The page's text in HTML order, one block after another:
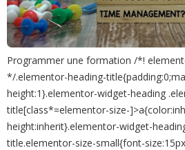
Programmer une formation /*!
*/.elementor-heading-
height:1}.elementor-widget-heading
title[class*=elementor-size-
height:inherit}.elementor-widget-
title.elementor-size-small{font-